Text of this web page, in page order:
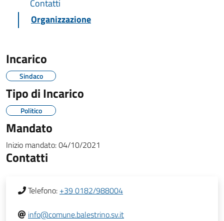
Contatti
Organizzazione
Incarico
Sindaco
Tipo di Incarico
Politico
Mandato
Inizio mandato:04/10/2021
Contatti
Telefono: +39 0182/988004
info@comune.balestrino.sv.it